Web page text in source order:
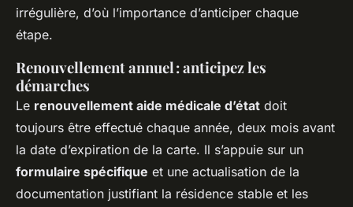
irrégulière, d’où l’importance d’anticiper chaque
étape.
Renouvellement annuel : anticipez les
démarches
Le renouvellement aide médicale d’état doit
toujours être effectué chaque année, deux mois avant
la date d’expiration de la carte. Il s’appuie sur un
formulaire spécifique et une actualisation de la
documentation justifiant la résidence stable et les